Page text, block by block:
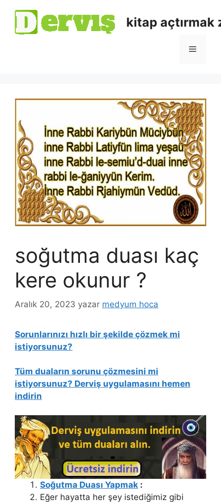
kitap açtırmak
soğutma duası kaç
kere okunur ?
Aralık 20, 2023 yazar medyum hoca
Sorunlarınızı hızlı bir şekilde çözmek mi
istiyorsunuz?
Tüm duaların sorunu çözmesini mi
istiyorsunuz? Derviş uygulamasını hemen
indirin
Soğutma Duası Yapmak :
Eğer hayatta her şey istediğimiz gibi